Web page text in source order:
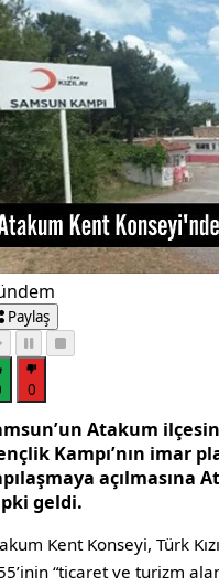
Paylaş
0
Atakum
Kampı’nın imar
açılmasına
geldi.
Kent Konseyi, Türk
“ticaret ve turizm